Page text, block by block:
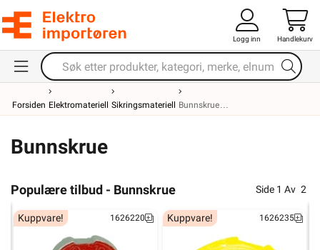
Logg inn Handlekurv
Forsiden Elektromateriell Sikringsmateriell Bunnskrue
Bunnskrue
Populære tilbud - Bunnskrue Side 1 Av 2
Kuppvare! 1626220 Kuppvare! 1626235